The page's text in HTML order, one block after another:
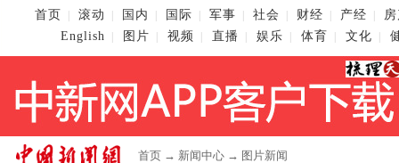
首页 滚动 国内 国际 军事 社会 财经 产经
English
图片 视频 直播 娱乐 体育 文化
首页 → 新闻中心 → 图片新闻